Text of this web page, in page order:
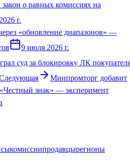
о равных комиссиях на
г.
«обновление диапазонов» —
9 июля 2026 г.
суд за блокировку ЛК
Минпромторг добавит
знак» — эксперимент
комиссиипродавцырегионы